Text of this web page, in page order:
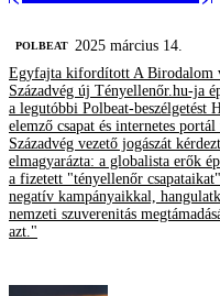
‎POLBEAT 2025 március 14.
Egyfajta kifordított A Birodalom
Századvég új Tényellenőr.hu-ja
a legutóbbi Polbeat-
elemző csapat és internetes
Századvég vezető jogászát
elmagyarázta: a globalista erők
a fizetett "tényellenőr
negatív kampányaikkal,
nemzeti szuverenitás
azt."